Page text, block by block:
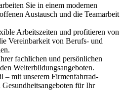
Sie in einem modernen
Austausch und die Teamarbeit
Arbeitszeiten und profitieren von
Vereinbarkeit von Berufs- und
fachlichen und persönlichen
Weiterbildungsangeboten.
– mit unserem Firmenfahrrad-
für Ihr